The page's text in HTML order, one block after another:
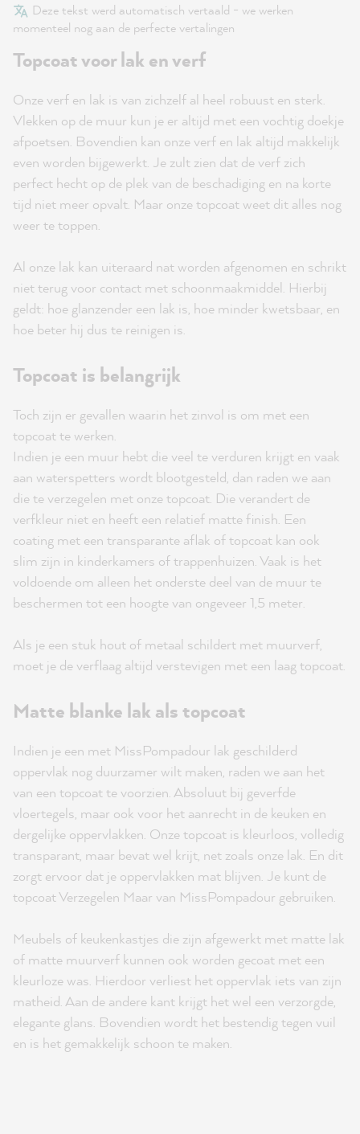
Deze tekst werd automatisch vertaald - we werken
momenteel nog aan de perfecte vertalingen
Topcoat voor lak en verf
Onze verf en lak is van zichzelf al heel robuust en sterk.
Vlekken op de muur kun je er altijd met een vochtig doekje
afpoetsen. Bovendien kan onze verf en lak altijd makkelijk
even worden bijgewerkt. Je zult zien dat de verf zich
perfect hecht op de plek van de beschadiging en na korte
tijd niet meer opvalt. Maar onze topcoat weet dit alles nog
weer te toppen.
Al onze lak kan uiteraard nat worden afgenomen en schrikt
niet terug voor contact met schoonmaakmiddel. Hierbij
geldt: hoe glanzender een lak is, hoe minder kwetsbaar, en
hoe beter hij dus te reinigen is.
Topcoat is belangrijk
Toch zijn er gevallen waarin het zinvol is om met een
topcoat te werken.
Indien je een muur hebt die veel te verduren krijgt en vaak
aan waterspetters wordt blootgesteld, dan raden we aan
die te verzegelen met onze topcoat. Die verandert de
verfkleur niet en heeft een relatief matte finish. Een
coating met een transparante aflak of topcoat kan ook
slim zijn in kinderkamers of trappenhuizen. Vaak is het
voldoende om alleen het onderste deel van de muur te
beschermen tot een hoogte van ongeveer 1,5 meter.
Als je een stuk hout of metaal schildert met muurverf,
moet je de verflaag altijd verstevigen met een laag topcoat.
Matte blanke lak als topcoat
Indien je een met MissPompadour lak geschilderd
oppervlak nog duurzamer wilt maken, raden we aan het
van een topcoat te voorzien. Absoluut bij geverfde
vloertegels, maar ook voor het aanrecht in de keuken en
dergelijke oppervlakken. Onze topcoat is kleurloos, volledig
transparant, maar bevat wel krijt, net zoals onze lak. En dit
zorgt ervoor dat je oppervlakken mat blijven. Je kunt de
topcoat Verzegelen Maar van MissPompadour gebruiken.
Meubels of keukenkastjes die zijn afgewerkt met matte lak
of matte muurverf kunnen ook worden gecoat met een
kleurloze was. Hierdoor verliest het oppervlak iets van zijn
matheid. Aan de andere kant krijgt het wel een verzorgde,
elegante glans. Bovendien wordt het bestendig tegen vuil
en is het gemakkelijk schoon te maken.